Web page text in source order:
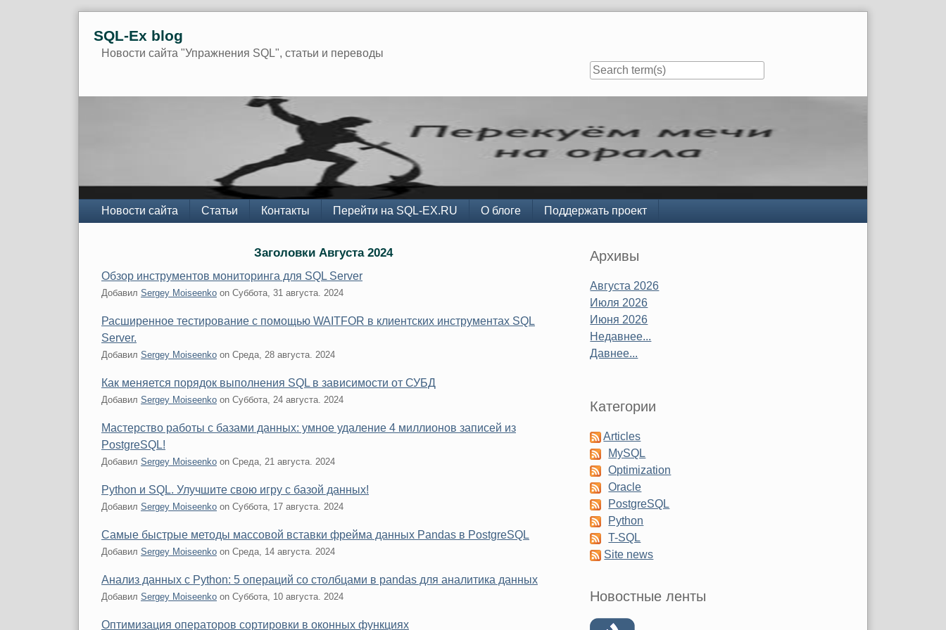
SQL-Ex blog
Новости сайта "Упражнения SQL", статьи и переводы
Navigation
Новости сайта Статьи Контакты Перейти на SQL-EX.RU О блоге Поддержать проект
Заголовки Августа 2024
Обзор инструментов мониторинга для SQL Server
Добавил Sergey Moiseenko on Суббота, 31 августа. 2024
Расширенное тестирование с помощью WAITFOR в клиентских инструментах SQL
Server.
Добавил Sergey Moiseenko on Среда, 28 августа. 2024
Как меняется порядок выполнения SQL в зависимости от СУБД
Добавил Sergey Moiseenko on Суббота, 24 августа. 2024
Мастерство работы с базами данных: умное удаление 4 миллионов записей из
PostgreSQL!
Добавил Sergey Moiseenko on Среда, 21 августа. 2024
Python и SQL. Улучшите свою игру с базой данных!
Добавил Sergey Moiseenko on Суббота, 17 августа. 2024
Самые быстрые методы массовой вставки фрейма данных Pandas в PostgreSQL
Добавил Sergey Moiseenko on Среда, 14 августа. 2024
Анализ данных с Python: 5 операций со столбцами в pandas для аналитика данных
Добавил Sergey Moiseenko on Суббота, 10 августа. 2024
Оптимизация операторов сортировки в оконных функциях
Sidebar
Архивы
Августа 2026
Июля 2026
Июня 2026
Недавнее...
Давнее...
Категории
Articles
MySQL
Optimization
Oracle
PostgreSQL
Python
T-SQL
Site news
Новостные ленты